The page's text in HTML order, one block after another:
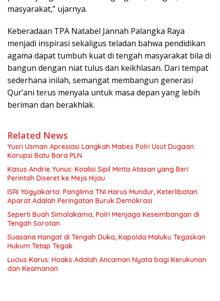
masyarakat,” ujarnya.
Keberadaan TPA Natabel Jannah Palangka Raya
menjadi inspirasi sekaligus teladan bahwa pendidikan
agama dapat tumbuh kuat di tengah masyarakat bila di
bangun dengan niat tulus dan keikhlasan. Dari tempat
sederhana inilah, semangat membangun generasi
Qur’ani terus menyala untuk masa depan yang lebih
beriman dan berakhlak.
Related News
Yusri Usman Apresiasi Langkah Mabes Polri Usut Dugaan
Korupsi Batu Bara PLN
Kasus Andrie Yunus: Koalisi Sipil Minta Atasan yang Beri
Perintah Diseret ke Meja Hijau
ISRI Yogyakarta: Panglima TNI Harus Mundur, Keterlibatan
Aparat Adalah Peringatan Buruk Demokrasi
Seperti Buah Simalakama, Polri Menjaga Keseimbangan di
Tengah Sorotan
Suasana Hangat di Tengah Duka, Kapolda Maluku Tegaskan
Hukum Tetap Tegak
Lucius Karus: Hoaks Adalah Ancaman Nyata bagi Kerukunan
dan Keamanan